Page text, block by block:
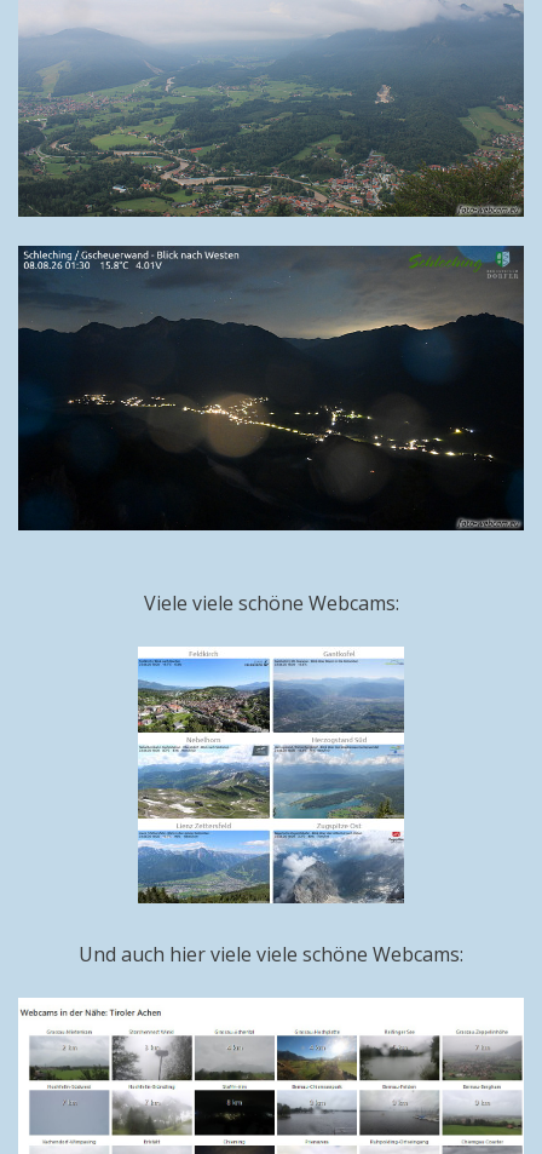
Viele viele schöne Webcams:
Und auch hier viele viele schöne Webcams: